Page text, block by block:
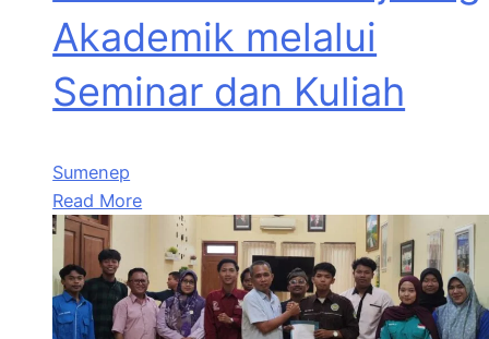
Akademik melalui
Seminar dan Kuliah
Sumenep
Read More